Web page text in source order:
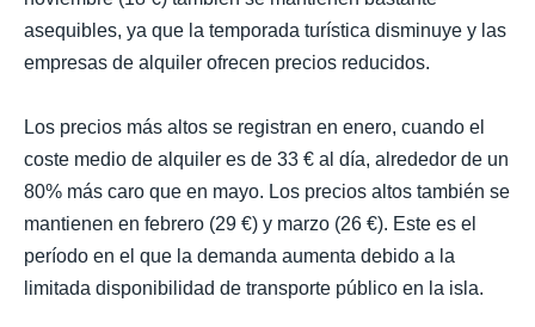
asequibles, ya que la temporada turística disminuye y las
empresas de alquiler ofrecen precios reducidos.
Los precios más altos se registran en enero, cuando el
coste medio de alquiler es de 33 € al día, alrededor de un
80% más caro que en mayo. Los precios altos también se
mantienen en febrero (29 €) y marzo (26 €). Este es el
período en el que la demanda aumenta debido a la
limitada disponibilidad de transporte público en la isla.